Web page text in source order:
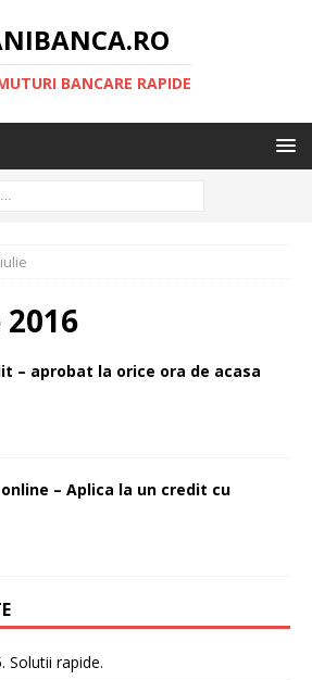
BANCARE RAPIDE
iulie
– aprobat la orice ora de acasa
– Aplica la un credit cu
Solutii rapide.